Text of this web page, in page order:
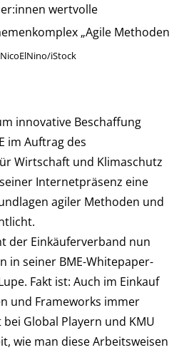
wertvolle
„Agile Methoden
NicoElNino/iStock
innovative Beschaffung
im Auftrag des
Wirtschaft und Klimaschutz
Internetpräsenz eine
agiler Methoden und
der Einkäuferverband nun
in seiner BME-Whitepaper-
Fakt ist: Auch im Einkauf
und Frameworks immer
Global Playern und KMU
wie man diese Arbeitsweisen